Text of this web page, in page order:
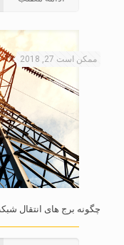
ممکن است 27, 2018
چگونه برج های انتقال